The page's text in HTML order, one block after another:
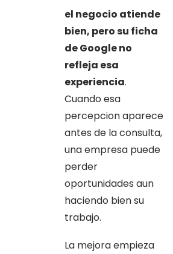
el negocio atiende
bien, pero su ficha
de Google no
refleja esa
experiencia.
Cuando esa
percepcion aparece
antes de la consulta,
una empresa puede
perder
oportunidades aun
haciendo bien su
trabajo.
La mejora empieza